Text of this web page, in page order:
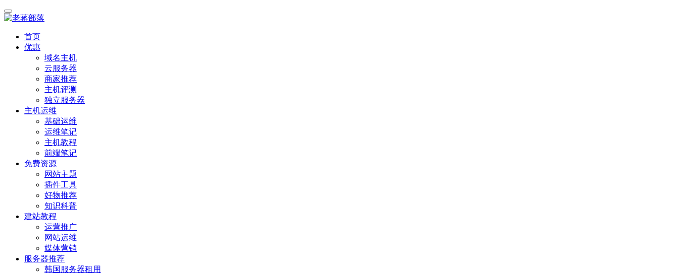
首页
优惠
域名主机
云服务器
商家推荐
主机评测
独立服务器
主机运维
基础运维
运维笔记
主机教程
前端笔记
免费资源
网站主题
插件工具
好物推荐
知识科普
建站教程
运营推广
网站运维
媒体营销
服务器推荐
韩国服务器租用